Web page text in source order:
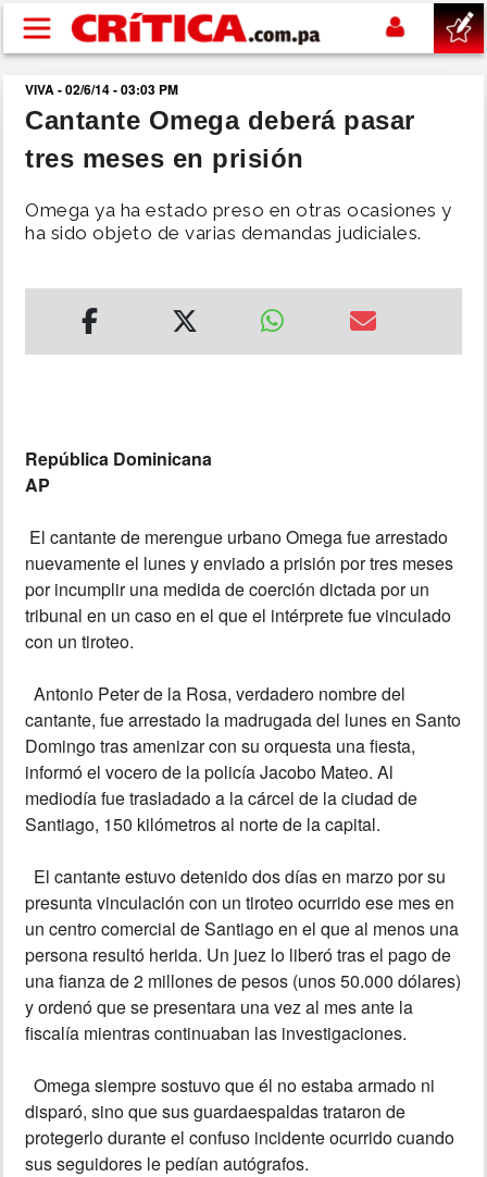
Pasar al contenido principal
buscar
SUCESOS
NACIONAL
MUNDO
INSÓLITAS
MULTIMEDIA
IMPRESO
VIVA - 02/6/14 - 03:03 PM
Cantante Omega deberá pasar
tres meses en prisión
Omega ya ha estado preso en otras ocasiones y
ha sido objeto de varias demandas judiciales.
República Dominicana
AP
El cantante de merengue urbano Omega fue arrestado
nuevamente el lunes y enviado a prisión por tres meses
por incumplir una medida de coerción dictada por un
tribunal en un caso en el que el intérprete fue vinculado
con un tiroteo.
Antonio Peter de la Rosa, verdadero nombre del
cantante, fue arrestado la madrugada del lunes en Santo
Domingo tras amenizar con su orquesta una fiesta,
informó el vocero de la policía Jacobo Mateo. Al
mediodía fue trasladado a la cárcel de la ciudad de
Santiago, 150 kilómetros al norte de la capital.
El cantante estuvo detenido dos días en marzo por su
presunta vinculación con un tiroteo ocurrido ese mes en
un centro comercial de Santiago en el que al menos una
persona resultó herida. Un juez lo liberó tras el pago de
una fianza de 2 millones de pesos (unos 50.000 dólares)
y ordenó que se presentara una vez al mes ante la
fiscalía mientras continuaban las investigaciones.
Omega siempre sostuvo que él no estaba armado ni
disparó, sino que sus guardaespaldas trataron de
protegerlo durante el confuso incidente ocurrido cuando
sus seguidores le pedían autógrafos.